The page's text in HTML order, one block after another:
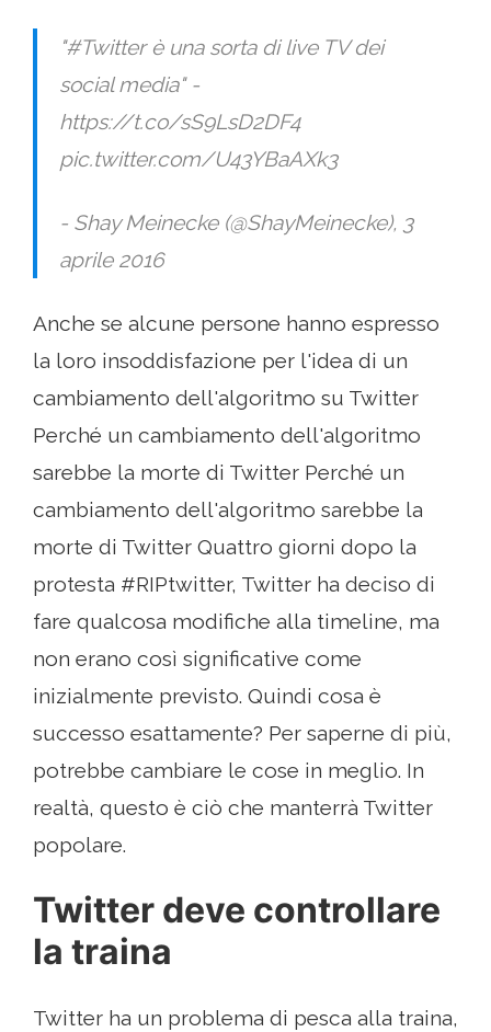
"#Twitter è una sorta di live TV dei
social media" -
https://t.co/sS9LsD2DF4
pic.twitter.com/U43YBaAXk3
- Shay Meinecke (@ShayMeinecke), 3
aprile 2016
Anche se alcune persone hanno espresso
la loro insoddisfazione per l'idea di un
cambiamento dell'algoritmo su Twitter
Perché un cambiamento dell'algoritmo
sarebbe la morte di Twitter Perché un
cambiamento dell'algoritmo sarebbe la
morte di Twitter Quattro giorni dopo la
protesta #RIPtwitter, Twitter ha deciso di
fare qualcosa modifiche alla timeline, ma
non erano così significative come
inizialmente previsto. Quindi cosa è
successo esattamente? Per saperne di più,
potrebbe cambiare le cose in meglio. In
realtà, questo è ciò che manterrà Twitter
popolare.
Twitter deve controllare
la traina
Twitter ha un problema di pesca alla traina,